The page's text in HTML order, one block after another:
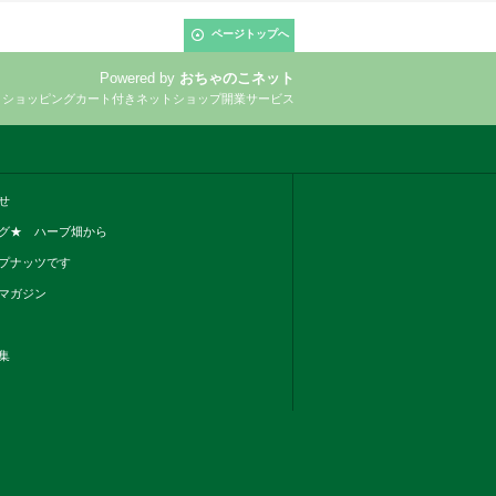
ページトップへ
Powered by おちゃのこネット
ョッピングカート付きネットショップ開業サービス
★ ハーブ畑から
ナッツです
ガジン